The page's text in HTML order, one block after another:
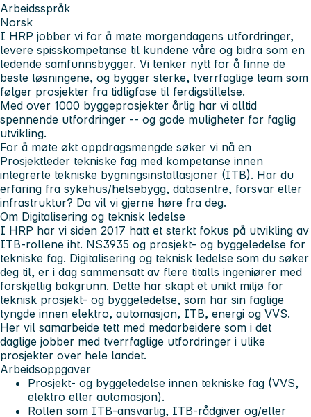
Arbeidsspråk
Norsk
I HRP jobber vi for å møte morgendagens utfordringer,
levere spisskompetanse til kundene våre og bidra som en
ledende samfunnsbygger. Vi tenker nytt for å finne de
beste løsningene, og bygger sterke, tverrfaglige team som
følger prosjekter fra tidligfase til ferdigstillelse.
Med over 1000 byggeprosjekter årlig har vi alltid
spennende utfordringer -- og gode muligheter for faglig
utvikling.
For å møte økt oppdragsmengde søker vi nå en
Prosjektleder tekniske fag med kompetanse innen
integrerte tekniske bygningsinstallasjoner (ITB). Har du
erfaring fra sykehus/helsebygg, datasentre, forsvar eller
infrastruktur? Da vil vi gjerne høre fra deg.
Om Digitalisering og teknisk ledelse
I HRP har vi siden 2017 hatt et sterkt fokus på utvikling av
ITB-rollene iht. NS3935 og prosjekt- og byggeledelse for
tekniske fag. Digitalisering og teknisk ledelse som du søker
deg til, er i dag sammensatt av flere titalls ingeniører med
forskjellig bakgrunn. Dette har skapt et unikt miljø for
teknisk prosjekt- og byggeledelse, som har sin faglige
tyngde innen elektro, automasjon, ITB, energi og VVS.
Her vil samarbeide tett med medarbeidere som i det
daglige jobber med tverrfaglige utfordringer i ulike
prosjekter over hele landet.
Arbeidsoppgaver
Prosjekt- og byggeledelse innen tekniske fag (VVS,
elektro eller automasjon).
Rollen som ITB-ansvarlig, ITB-rådgiver og/eller